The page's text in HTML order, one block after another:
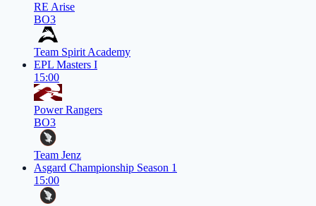
RE Arise
BO3
Team Spirit Academy
EPL Masters I
15:00
Power Rangers
BO3
Team Jenz
Asgard Championship Season 1
15:00